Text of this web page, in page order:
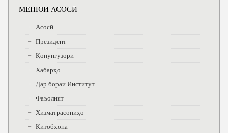
МЕНЮИ АСОСӢ
Асосӣ
Президент
Қонунгузорӣ
Хабарҳо
Дар бораи Институт
Фаъолият
Хизматрасониҳо
Китобхона